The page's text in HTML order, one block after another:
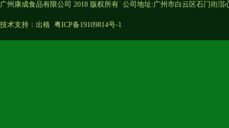
广州康成食品有限公司 2018 版权所有 公司地址:广州市白云区石门街滘
技术支持： 出格 粤ICP备19109814号-1